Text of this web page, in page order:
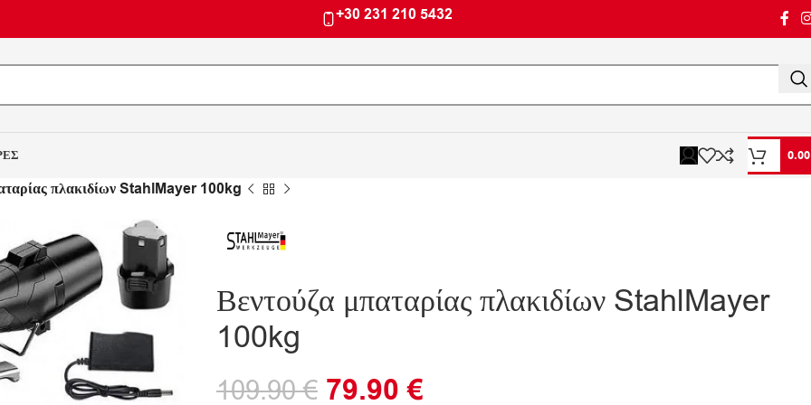
+30 231 210 5432
πλακιδίων StahlMayer 100kg
Βεντούζα μπαταρίας πλακιδίων StahlMayer
100kg
109.90€ 79.90€